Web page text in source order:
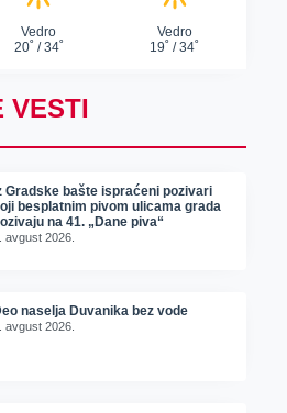
VESTI
Gradske bašte ispraćeni pozivari
besplatnim pivom ulicama grada
na 41. „Dane piva“
avgust 2026.
naselja Duvanika bez vode
avgust 2026.